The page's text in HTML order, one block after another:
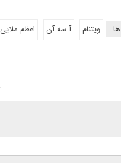
ویتنام آ.سه.آن اعظم ملایی